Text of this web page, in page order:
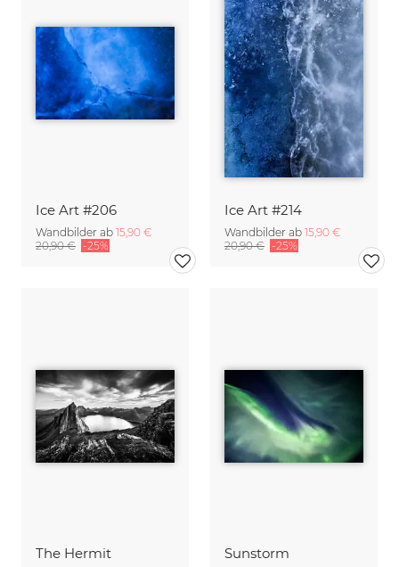
Ice Art #206
Wandbilder ab 15,90 €
20,90 € -25%
Ice Art #214
Wandbilder ab 15,90 €
20,90 € -25%
The Hermit Sunstorm